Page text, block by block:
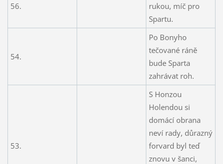
56.
rukou, míč pro
Spartu.
54.
Po Bonyho
tečované ráně
bude Sparta
zahrávat roh.
53.
S Honzou
Holendou si
domácí obrana
neví rady, důrazný
forvard byl teď
znovu v šanci,